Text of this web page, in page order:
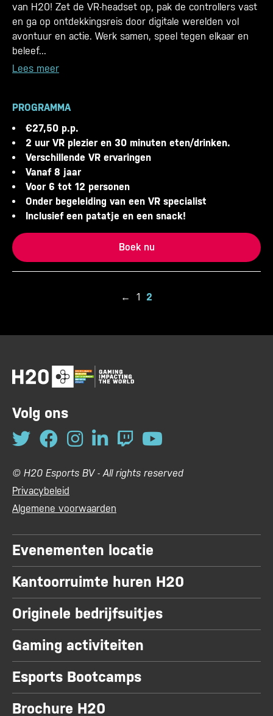
van H20! Zet de VR-headset op, pak de controllers vast
en ga op ontdekkingsreis door digitale werelden vol
avontuur en actie. Werk samen, speel tegen elkaar en
beleef...
Lees meer
PROGRAMMA
€27,50 p.p.
2 uur VR plezier en 30 minuten eten/drinken.
Verschillende VR ervaringen
Vanaf 8 jaar
Voor 6 tot 12 personen
Onder begeleiding van een VR specialist
Inclusief een patatje en een snack!
Boek nu
← 1 2
Volg ons
© H20 Esports BV - All rights reserved
Privacybeleid
Algemene voorwaarden
Evenementen locatie
Kantoorruimte huren H20
Originele bedrijfsuitjes
Gaming activiteiten
Esports Bootcamps
Brochure H20